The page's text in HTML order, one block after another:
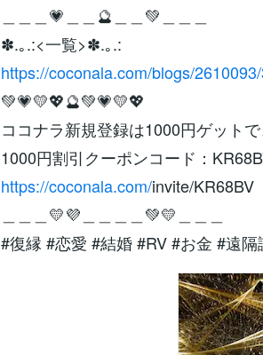
＿＿＿💗＿＿🔮＿＿💚＿＿＿
✽.｡.:<一覧>✽.｡.:
https://coconala.com/blogs/
💚💗💛💖🔮💚💗💛💖
ココナラ新規登録は1000円ゲットで
1000円割引クーポンコード：
https://coconala.com/invite/KR68BV
＿＿＿💛💜＿＿＿＿💚💛＿＿＿
#復縁 #恋愛 #結婚 #RV #お金 #遠